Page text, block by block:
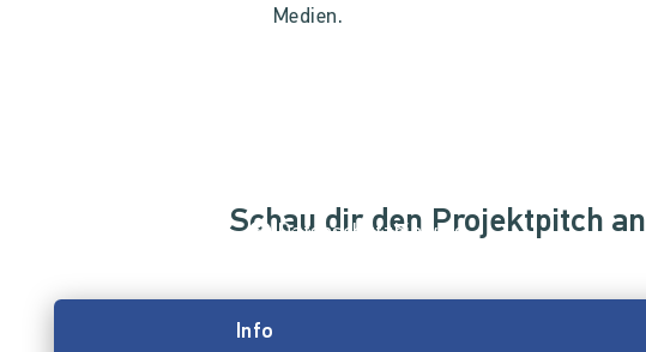
Medien.
Schau dir den Projektpitch an
Datenschutzhinweis
Info